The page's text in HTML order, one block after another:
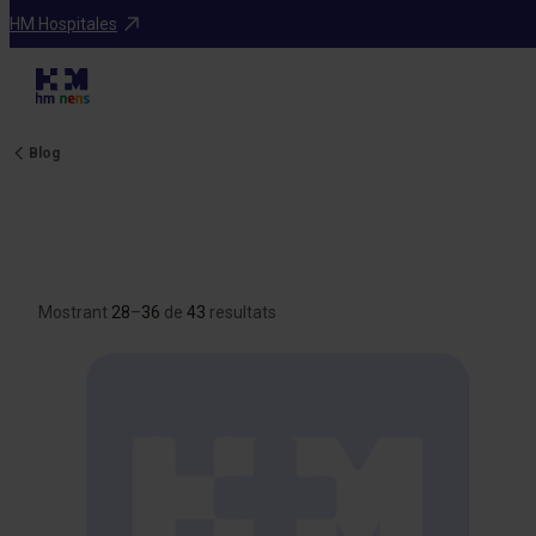
HM Hospitales
Blog
Mostrant 28–36 de 43 resultats